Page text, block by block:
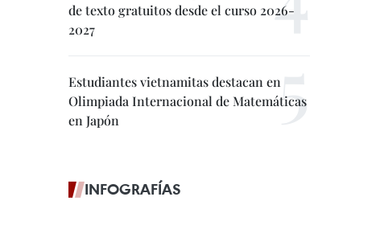
de texto gratuitos desde el curso 2026-
2027
Estudiantes vietnamitas destacan en
Olimpiada Internacional de Matemáticas
en Japón
INFOGRAFÍAS